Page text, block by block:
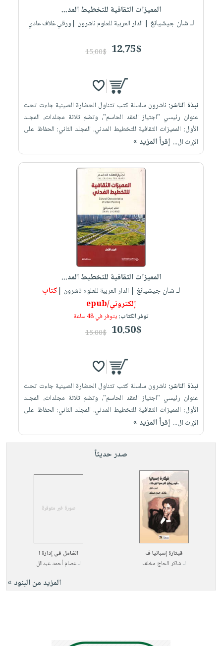
المميزات الثقافية للتخطيط المد...
لـ شان جيشيانغ | الدار العربية للعلوم ناشرون |ورقي غلاف عادي
12.75$
15.00$
نبذة الناشر: ناشرون سلسلة كتب تتناول الحضارة الصينية جاءت تحت
عنوان رئيسي "اجتياز العقد الحاسم"، وتضم ثلاثة مجلدات، المجلد
الأول: المميزات الثقافية للتخطيط المدني. المجلد الثاني: الحفاظ على
الإرث ال... إقرأ المزيد »
المميزات الثقافية للتخطيط المد...
لـ شان جيشيانغ | الدار العربية للعلوم ناشرون |كتاب
إلكتروني/epub
توفر الكتاب:يتوفر في 48 ساعة
10.50$
15.00$
نبذة الناشر: ناشرون سلسلة كتب تتناول الحضارة الصينية جاءت تحت
عنوان رئيسي "اجتياز العقد الحاسم"، وتضم ثلاثة مجلدات، المجلد
الأول: المميزات الثقافية للتخطيط المدني. المجلد الثاني: الحفاظ على
الإرث ال... إقرأ المزيد »
صدر حديثاً
قيثارة إسبانيا ف
لـشاكر الحاج مخلف
الشامل في إدارة ا
لـعصام أحمد عبدالل
المزيد من البنود »